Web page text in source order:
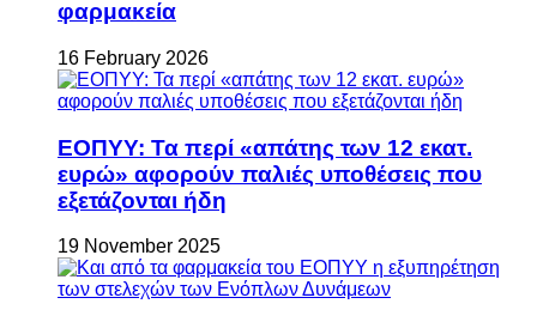
φαρμακεία
16 February 2026
ΕΟΠΥΥ: Τα περί «απάτης των 12 εκατ.
ευρώ» αφορούν παλιές υποθέσεις που
εξετάζονται ήδη
19 November 2025